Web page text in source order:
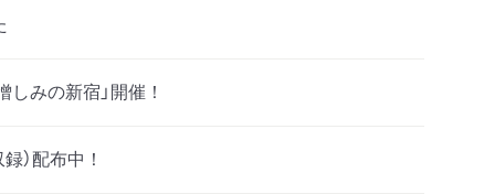
みの新宿」開催！
）配布中！